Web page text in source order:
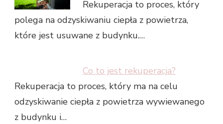
Rekuperacja to proces, który
polega na odzyskiwaniu ciepła z powietrza,
które jest usuwane z budynku.…
Co to jest rekuperacja?
Rekuperacja to proces, który ma na celu
odzyskiwanie ciepła z powietrza wywiewanego
z budynku i…